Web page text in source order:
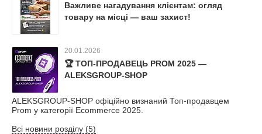
Важливе нагадування клієнтам: огляд
товару на місці — ваш захист!
20.01.2026
🏆 ТОП-ПРОДАВЕЦЬ PROM 2025 —
ALEKSGROUP-SHOP
ALEKSGROUP-SHOP офіційно визнаний Топ-продавцем
Prom у категорії Ecommerce 2025.
Всі новини розділу (5)